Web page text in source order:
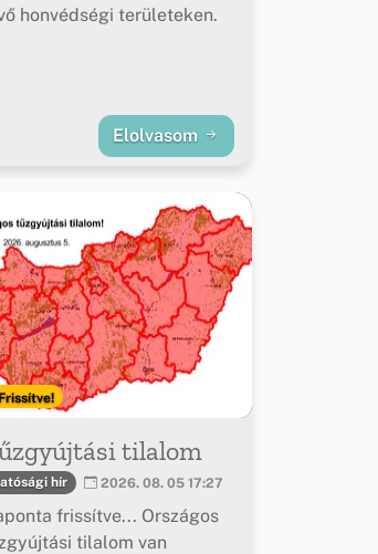
honvédségi területeken.
Elolvasom
tilalom
hír 2026. 08. 05 17:27
frissítve... Országos
tilalom van